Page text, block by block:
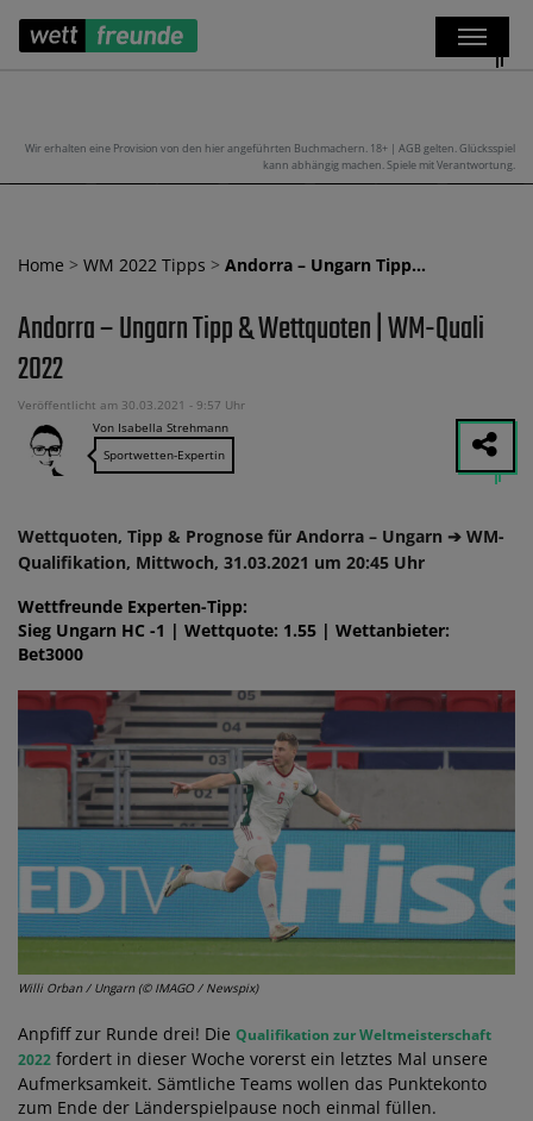
Wir erhalten eine Provision von den hier angeführten Buchmachern. 18+ | AGB gelten. Glücksspiel
kann abhängig machen. Spiele mit Verantwortung.
Home > WM 2022 Tipps > Andorra – Ungarn Tipp…
Andorra – Ungarn Tipp & Wettquoten | WM-Quali
2022
Veröffentlicht am 30.03.2021 - 9:57 Uhr
Von Isabella Strehmann
Sportwetten-Expertin
Wettquoten, Tipp & Prognose für Andorra – Ungarn ➔ WM-
Qualifikation, Mittwoch, 31.03.2021 um 20:45 Uhr
Wettfreunde Experten-Tipp:
Sieg Ungarn HC -1 | Wettquote: 1.55 | Wettanbieter:
Bet3000
Willi Orban / Ungarn (© IMAGO / Newspix)
Anpfiff zur Runde drei! Die Qualifikation zur Weltmeisterschaft
2022 fordert in dieser Woche vorerst ein letztes Mal unsere
Aufmerksamkeit. Sämtliche Teams wollen das Punktekonto
zum Ende der Länderspielpause noch einmal füllen.